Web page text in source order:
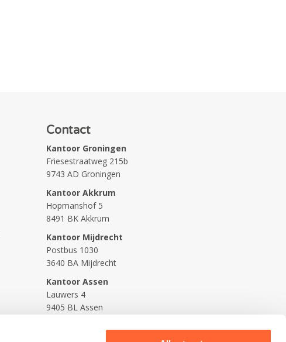
Contact
Kantoor Groningen
Friesestraatweg 215b
9743 AD Groningen
Kantoor Akkrum
Hopmanshof 5
8491 BK Akkrum
Kantoor Mijdrecht
Postbus 1030
3640 BA Mijdrecht
Kantoor Assen
Lauwers 4
9405 BL Assen